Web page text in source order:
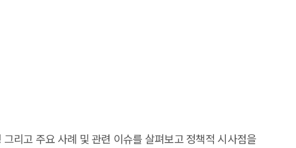
that combine domain-specific knowledge with
specialised SaaS providers to facilitate diffusion,
리고 주요 사례 및 관련 이슈를 살펴보고 정책적 시사점을